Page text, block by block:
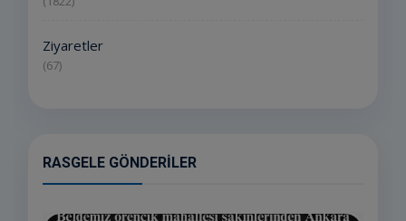
Ziyaretler
(67)
RASGELE GÖNDERILER